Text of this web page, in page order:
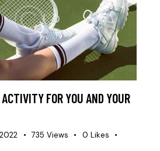
FOR YOU AND YOUR
735 Views 0 Likes